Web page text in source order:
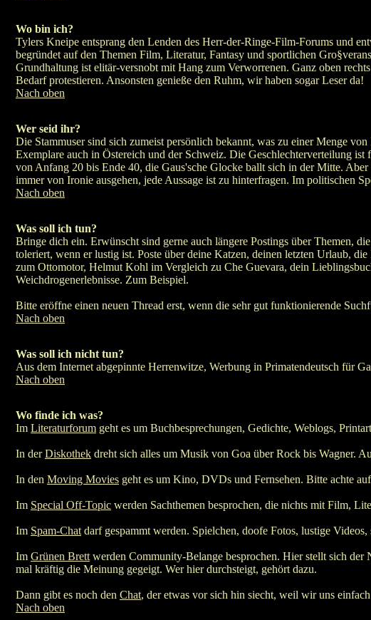
Wo bin ich?
Tylers Kneipe entsprang den Lenden des Herr-der-Ringe-Film-Forums und
begründet auf den Themen Film, Literatur, Fantasy und sportlichen
Grundhaltung ist elitär-versnobt mit Hang zum Verworrenen. Ganz oben
Bedarf protestieren. Ansonsten genieße den Ruhm, wir haben sogar Leser da!
Nach oben
Wer seid ihr?
Die Stammuser sind sich zumeist persönlich bekannt, was zu einer Menge
Exemplare auch in Östereich und der Schweiz. Die Geschlechterverteilung
von Anfang 20 bis Ende 40, die Gaus'sche Glocke ballt sich in der Mitte.
immer von Ironie ausgehen, jede Aussage ist zu hinterfragen. Im politischen
Nach oben
Was soll ich tun?
Bringe dich ein. Erwünscht sind gerne auch längere Postings über Themen,
toleriert, wenn er lustig ist. Poste über deine Katzen, deinen letzten Urlaub,
zum Ottomotor, Helmut Kohl im Vergleich zu Che Guevara, dein
Weichdrogenerlebnisse. Zum Beispiel.
Bitte eröffne einen neuen Thread erst, wenn die sehr gut funktionierende
Nach oben
Was soll ich nicht tun?
Aus dem Internet abgepinnte Herrenwitze, Werbung in Primatendeutsch für
Nach oben
Wo finde ich was?
Im Literaturforum geht es um Buchbesprechungen, Gedichte, Weblogs,
In derDiskothek dreht sich alles um Musik von Goa über Rock bis Wagner.
In den Moving Movies geht es um Kino, DVDs und Fernsehen. Bitte achte
Im Special Off-Topic werden Sachthemen besprochen, die nichts mit Film,
Im Spam-Chat darf gespammt werden. Spielchen, doofe Fotos, lustige
Im Grünen Brett werden Community-Belange besprochen. Hier stellt sich der
mal kräftig die Meinung gegeigt. Wer hier durchsteigt, gehört dazu.
Dann gibt es noch den Chat, der etwas vor sich hin siecht, weil wir uns
Nach oben